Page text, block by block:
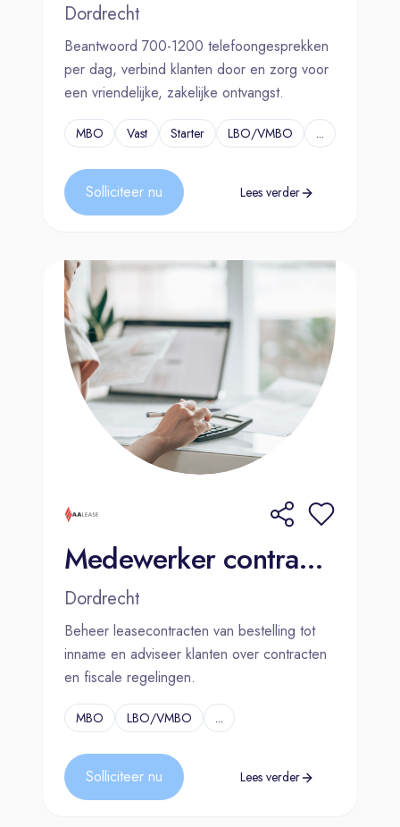
Dordrecht
Beantwoord 700-1200 telefoongesprekken
per dag, verbind klanten door en zorg voor
een vriendelijke, zakelijke ontvangst.
MBO Vast Starter LBO/VMBO ...
Solliciteer nu Lees verder
Medewerker contractbeheer - AA Lease
Dordrecht
Beheer leasecontracten van bestelling tot
inname en adviseer klanten over contracten
en fiscale regelingen.
MBO LBO/VMBO ...
Solliciteer nu Lees verder